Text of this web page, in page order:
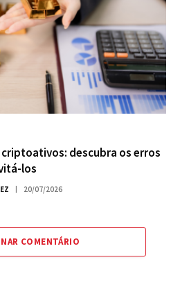
descubra os erros
los
20/07/2026
COMENTÁRIO